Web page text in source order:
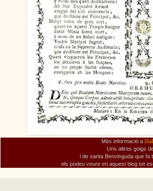
Més informació a
Uns altres goigs
i de santa Benvinguda que fa
els podeu veure en aquest blog tot